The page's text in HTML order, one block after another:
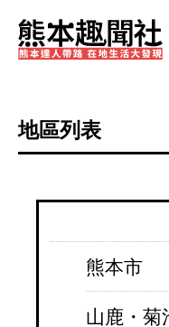
地區列表
熊本市
山鹿・菊